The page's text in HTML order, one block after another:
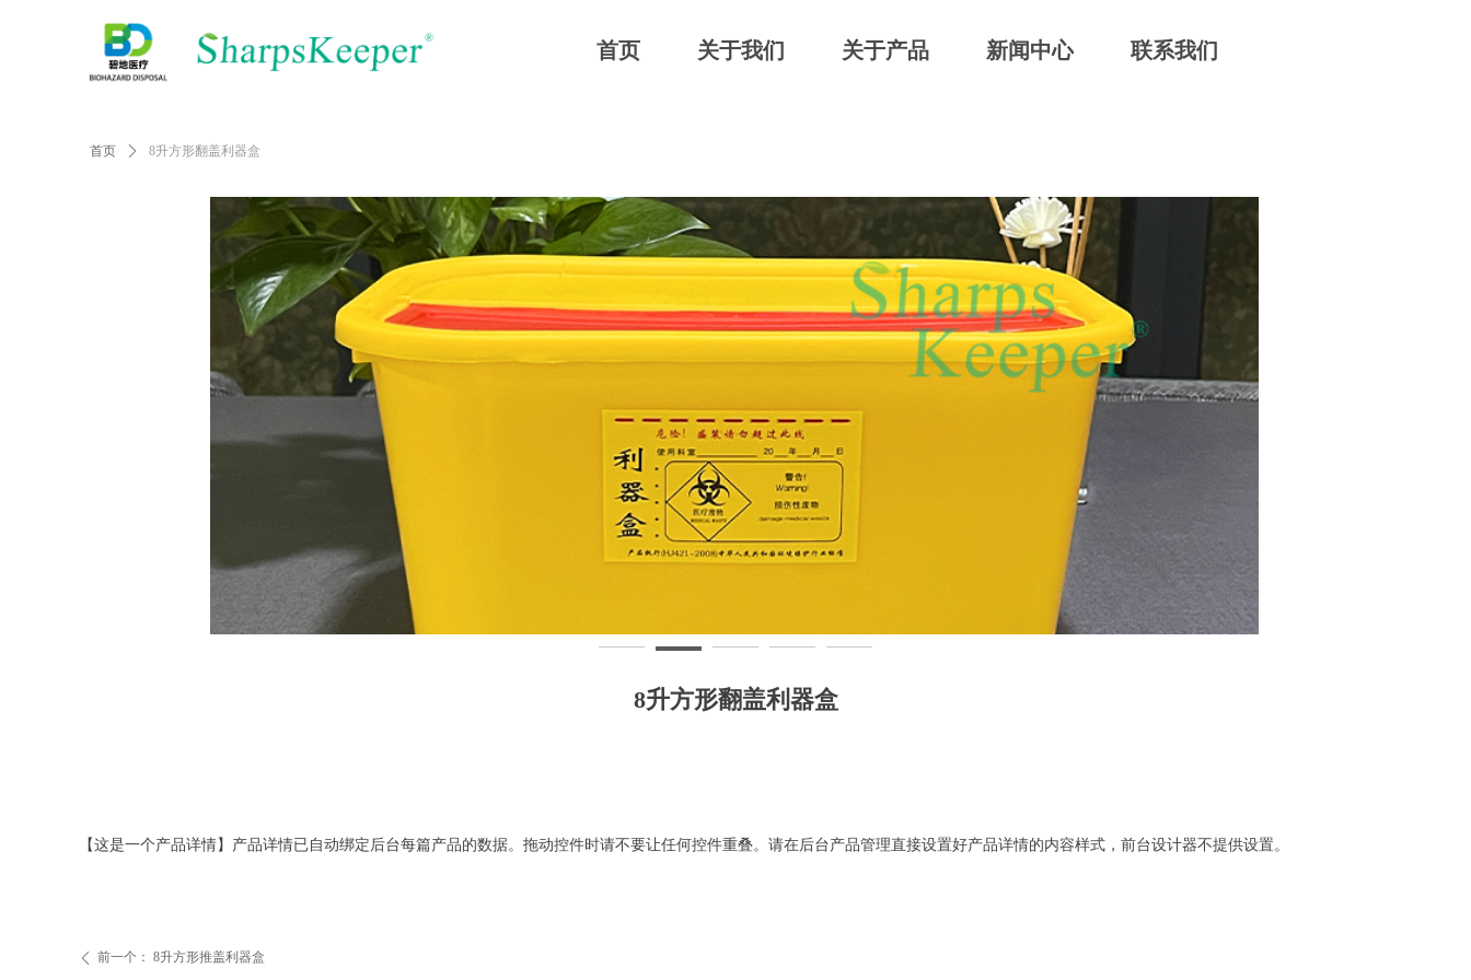
首页 关于我们 关于产品 新闻中心 联系我们
首页 ꄲ 8升方形翻盖利器盒
8升方形翻盖利器盒
ꄴ 前一个： 8升方形推盖利器盒
【这是一个产品详情】产品详情已自动绑定后台每篇产品的数据。拖动控件时请不要让任何控件重叠。请在后台产品管理直接设置好产品详情的内容样式，前台设计器不提供设置。